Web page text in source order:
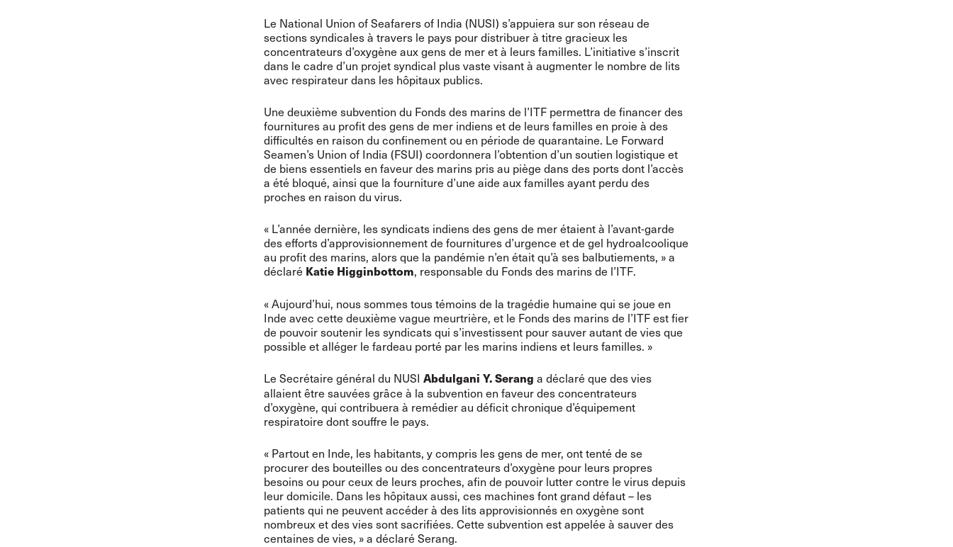
Le National Union of Seafarers of India (NUSI) s’appuiera sur son réseau de
sections syndicales à travers le pays pour distribuer à titre gracieux les
concentrateurs d’oxygène aux gens de mer et à leurs familles. L’initiative s’inscrit
dans le cadre d’un projet syndical plus vaste visant à augmenter le nombre de lits
avec respirateur dans les hôpitaux publics.
Une deuxième subvention du Fonds des marins de l’ITF permettra de financer des
fournitures au profit des gens de mer indiens et de leurs familles en proie à des
difficultés en raison du confinement ou en période de quarantaine. Le Forward
Seamen’s Union of India (FSUI) coordonnera l’obtention d’un soutien logistique et
de biens essentiels en faveur des marins pris au piège dans des ports dont l’accès
a été bloqué, ainsi que la fourniture d’une aide aux familles ayant perdu des
proches en raison du virus.
« L’année dernière, les syndicats indiens des gens de mer étaient à l’avant-garde
des efforts d’approvisionnement de fournitures d’urgence et de gel hydroalcoolique
au profit des marins, alors que la pandémie n’en était qu’à ses balbutiements, » a
déclaré Katie Higginbottom, responsable du Fonds des marins de l’ITF.
« Aujourd’hui, nous sommes tous témoins de la tragédie humaine qui se joue en
Inde avec cette deuxième vague meurtrière, et le Fonds des marins de l’ITF est fier
de pouvoir soutenir les syndicats qui s’investissent pour sauver autant de vies que
possible et alléger le fardeau porté par les marins indiens et leurs familles. »
Le Secrétaire général du NUSI Abdulgani Y. Serang a déclaré que des vies
allaient être sauvées grâce à la subvention en faveur des concentrateurs
d’oxygène, qui contribuera à remédier au déficit chronique d’équipement
respiratoire dont souffre le pays.
« Partout en Inde, les habitants, y compris les gens de mer, ont tenté de se
procurer des bouteilles ou des concentrateurs d’oxygène pour leurs propres
besoins ou pour ceux de leurs proches, afin de pouvoir lutter contre le virus depuis
leur domicile. Dans les hôpitaux aussi, ces machines font grand défaut – les
patients qui ne peuvent accéder à des lits approvisionnés en oxygène sont
nombreux et des vies sont sacrifiées. Cette subvention est appelée à sauver des
centaines de vies, » a déclaré Serang.